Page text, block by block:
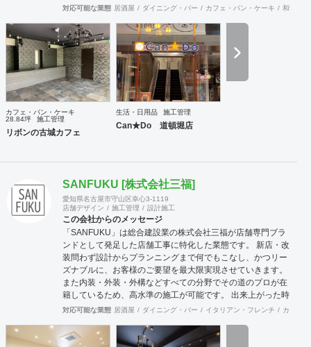
ル（tenperhide31@icloud.com）からも承ります。 その他：
対応可能な業態 居酒屋 ダイニング・バー カフェ・パン・ケーキ 和食・
カフェ・パン・ケーキ
28.84坪
施工管理
リボンの古城カフェ
生活・日用品 施工管理
Can★Do 道頓堀店
SANFUKU [株式会社三福]
愛知県名古屋市守山区幸心3-1119
店舗デザイン
施工管理 設計施工
この会社からのメッセージ
「SANFUKU」は総合建設業の株式会社三福が店舗専門ブラ
ンドとして発足した店舗工事に特化した業態です。 新店・改
装問わず設計からプランニングまで何でもこなし、かつリー
ズナブルに、お客様のご要望を最大限実現させていきます。
また内装・外装・外構などすべての分野でその道のプロが在
籍しているため、高水準の施工が可能です。 出来上がった時
に綺麗なのは当たり前！腕の良さは年数が経てば経つほど実
コミニケーション力に優れています。 お客様が安心してオー
プンできるようきめ細やかな対応を心がけています。
対応可能な業態 居酒屋 ダイニング・バー イタリアン・フレンチ カフェ